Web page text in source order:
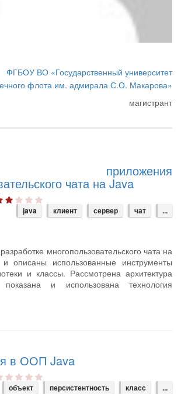
ФГБОУ ВО «Государственный университет
флота им. адмирала С.О. Макарова»
магистрант
приложения
чата на Java
java клиент сервер чат ...
многопользовательского чата на
описаны использованные инструменты
и классы. Рассмотрена архитектура
показана и использована технология
в ООП Java
объект персистентность класс ...